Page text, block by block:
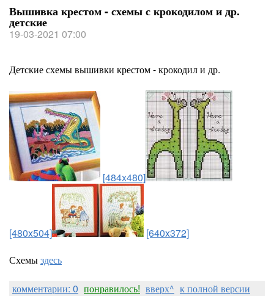
Вышивка крестом - схемы с крокодилом и др.
детские
19-03-2021 07:00
Детские схемы вышивки крестом - крокодил и др.
[484x480]
[480x504]
[640x372]
Схемыздесь
комментарии: 0 понравилось! вверх^ к полной версии